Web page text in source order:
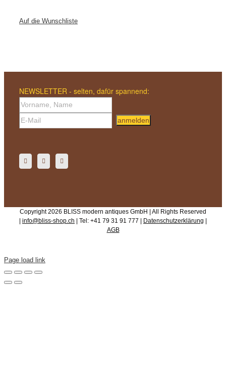
Auf die Wunschliste
NEWSLETTER - selten, dafür spannend:
anmelden
Copyright 2026 BLISS modern antiques GmbH | All Rights Reserved
| info@bliss-shop.ch | Tel: +41 79 31 91 777 | Datenschutzerklärung |
AGB
Page load link